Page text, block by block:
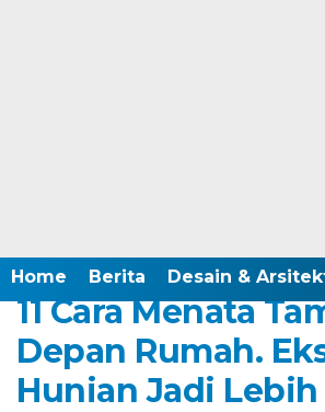
Home Berita Desain &
Sabtu, 23 November 2024 - 17:00 WIB
11 Cara Menata
Depan Rumah.
Hunian Jadi